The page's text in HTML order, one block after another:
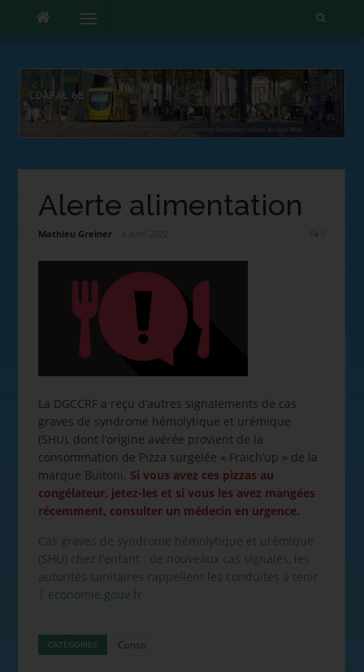
Menu
Alerte alimentation
Mathieu Greiner
La DGCCRF a reçu d’autres signalements de cas
graves de syndrome hémolytique et urémique
(SHU), dont l’origine avérée provient de la
consommation de Pizza surgelée « Fraich’up » de la
marque Buitoni. Si vous avez ces pizzas au
congélateur, jetez-les et si vous les avez mangées
récemment, consulter un médecin en urgence.
Cas graves de syndrome hémolytique et urémique
(SHU) chez l’enfant : de nouveaux cas signalés, les
autorités sanitaires rappellent les conduites à tenir
| economie.gouv.fr
CATÉGORIES Conso